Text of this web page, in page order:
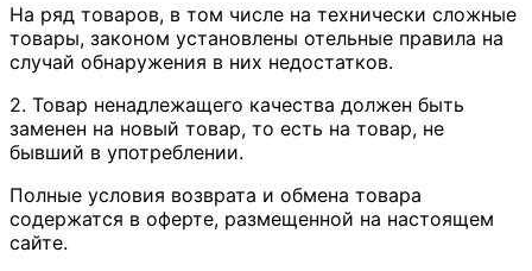
На ряд товаров, в том числе на технически сложные
товары, законом установлены отельные правила на
случай обнаружения в них недостатков.
2. Товар ненадлежащего качества должен быть
заменен на новый товар, то есть на товар, не
бывший в употреблении.
Полные условия возврата и обмена товара
содержатся в оферте, размещенной на настоящем
сайте.